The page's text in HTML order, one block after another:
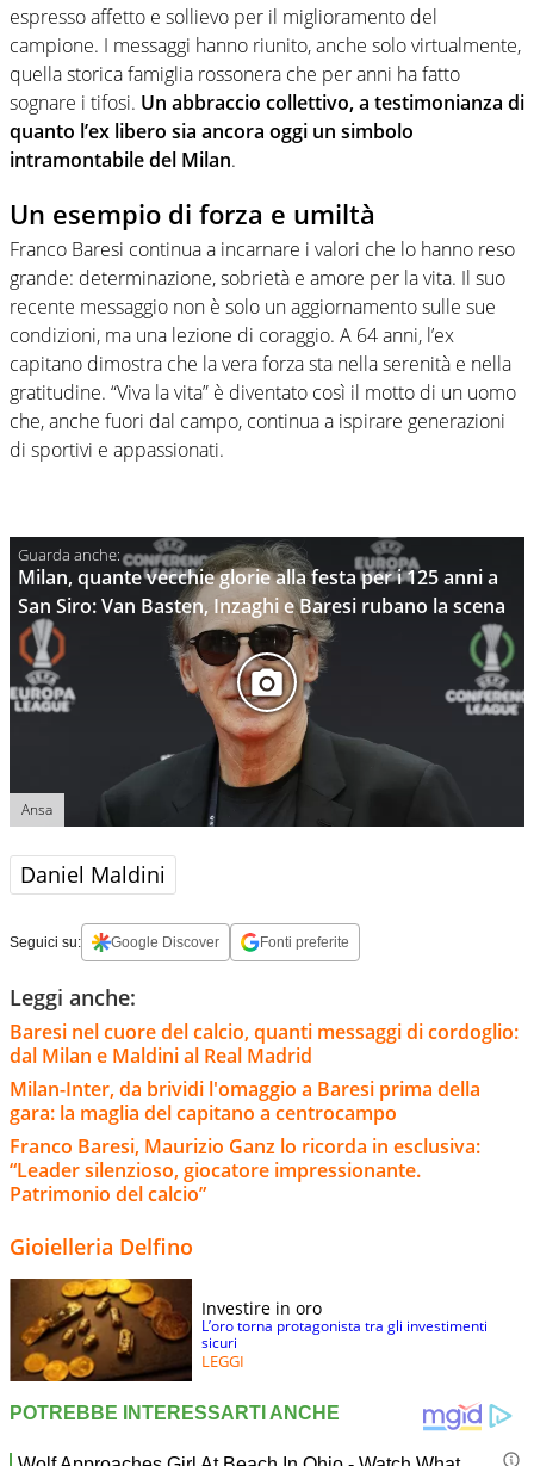
espresso affetto e sollievo per il miglioramento del
campione. I messaggi hanno riunito, anche solo virtualmente,
quella storica famiglia rossonera che per anni ha fatto
sognare i tifosi. Un abbraccio collettivo, a testimonianza di
quanto l’ex libero sia ancora oggi un simbolo
intramontabile del Milan.
Un esempio di forza e umiltà
Franco Baresi continua a incarnare i valori che lo hanno reso
grande: determinazione, sobrietà e amore per la vita. Il suo
recente messaggio non è solo un aggiornamento sulle sue
condizioni, ma una lezione di coraggio. A 64 anni, l’ex
capitano dimostra che la vera forza sta nella serenità e nella
gratitudine. “Viva la vita” è diventato così il motto di un uomo
che, anche fuori dal campo, continua a ispirare generazioni
di sportivi e appassionati.
Milan, quante vecchie glorie alla festa per i 125 anni a
San Siro: Van Basten, Inzaghi e Baresi rubano la scena
Ansa
Daniel Maldini
Seguici su: Google Discover Fonti preferite
Leggi anche:
Baresi nel cuore del calcio, quanti messaggi di cordoglio:
dal Milan e Maldini al Real Madrid
Milan-Inter, da brividi l'omaggio a Baresi prima della
gara: la maglia del capitano a centrocampo
Franco Baresi, Maurizio Ganz lo ricorda in esclusiva:
“Leader silenzioso, giocatore impressionante.
Patrimonio del calcio”
Gioielleria Delfino
Investire in oro
L’oro torna protagonista tra gli investimenti
sicuri
LEGGI